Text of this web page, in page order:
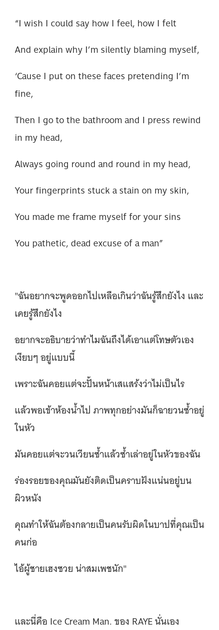
“I wish I could say how I feel, how I felt
And explain why I’m silently blaming myself,
‘Cause I put on these faces pretending I’m
fine,
Then I go to the bathroom and I press rewind
in my head,
Always going round and round in my head,
Your fingerprints stuck a stain on my skin,
You made me frame myself for your sins
You pathetic, dead excuse of a man”
"ฉันอยากจะพูดออกไปเหลือเกินว่าฉันรู้สึกยังไง และ
เคยรู้สึกยังไง
อยากจะอธิบายว่าทำไมฉันถึงได้เอาแต่โทษตัวเอง
เงียบๆ อยู่แบบนี้
เพราะฉันคอยแต่จะปั้นหน้าเสแสร้งว่าไม่เป็นไร
แล้วพอเข้าห้องน้ำไป ภาพทุกอย่างมันก็ฉายวนซ้ำอยู่
ในหัว
มันคอยแต่จะวนเวียนซ้ำแล้วซ้ำเล่าอยู่ในหัวของฉัน
ร่องรอยของคุณมันยังติดเป็นคราบฝังแน่นอยู่บน
ผิวหนัง
คุณทำให้ฉันต้องกลายเป็นคนรับผิดในบาปที่คุณเป็น
คนก่อ
ไอ้ผู้ชายเฮงซวย น่าสมเพชนัก"
และนี่คือ Ice Cream Man. ของ RAYE นั่นเอง